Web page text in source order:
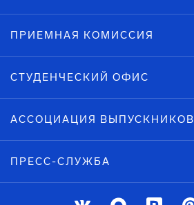
ПРИЕМНАЯ КОМИССИЯ
СТУДЕНЧЕСКИЙ ОФИС
АССОЦИАЦИЯ ВЫПУСКНИКОВ
ПРЕСС-СЛУЖБА